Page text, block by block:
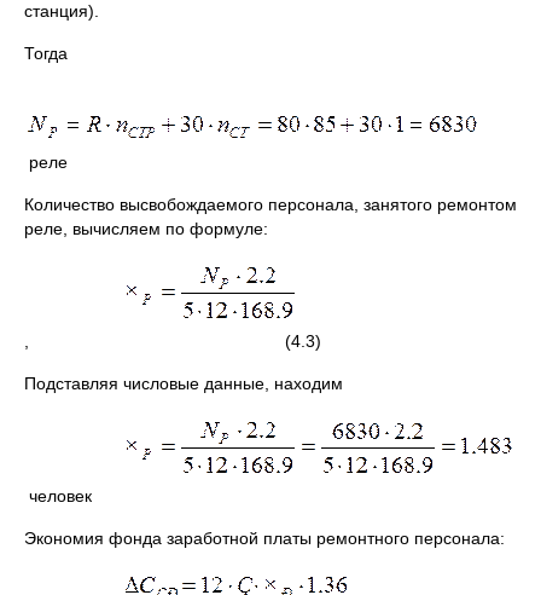
станция).
Тогда
реле
Количество высвобождаемого персонала, занятого ремонтом
реле, вычисляем по формуле:
, (4.3)
Подставляя числовые данные, находим
человек
Экономия фонда заработной платы ремонтного персонала: